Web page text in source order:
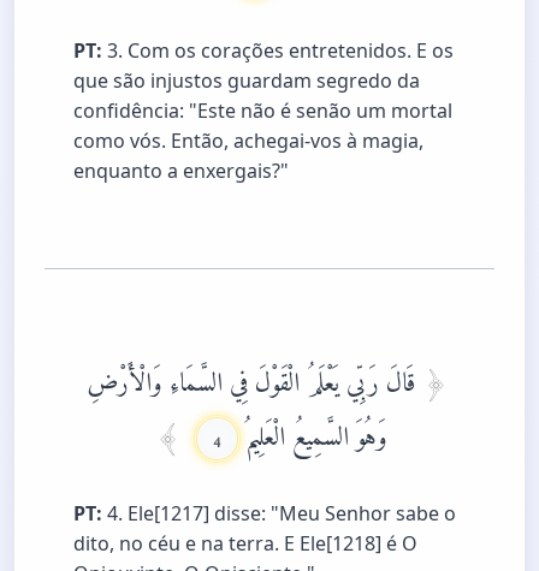
PT: 3. Com os corações entretenidos. E os
que são injustos guardam segredo da
confidência: "Este não é senão um mortal
como vós. Então, achegai-vos à magia,
enquanto a enxergais?"
قَالَ رَبِّي يَعْلَمُ الْقَوْلَ فِي السَّمَاءِ وَالْأَرْضِ
وَهُوَ السَّمِيعُ الْعَلِيمُ 4
PT: 4. Ele[1217] disse: "Meu Senhor sabe o
dito, no céu e na terra. E Ele[1218] é O